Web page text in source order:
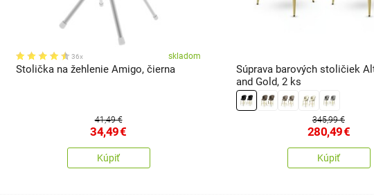
36x skladom
Stolička na žehlenie Amigo, čierna
41,49 €
34,49€
Kúpiť
Súprava barových stoličiek
and Gold, 2 ks
345,99 €
280,49€
Kúpiť